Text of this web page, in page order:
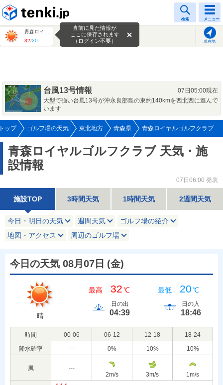
検索 メニュー
32/20 現在地
直前に見た情報が
ここに保存されます
（ログイン不要）
台風13号情報
07日05:00現在
大型で強い台風13号が沖永良部島の東約140kmを西北西に進んで
います
ップ ゴルフ場の天気 東北地方 青森県 青森ロイヤルゴルフクラブ
青森ロイヤルゴルフクラブ 天気・施
設情報
07日06:00 発表
施設TOP 3時間天気 1時間天気 2週間天気
今日・明日の天気 週間天気
ゴルフ場の紹介
地図・アクセス
周辺のゴルフ場
今日の天気 08月07日 (金)
晴
最高 32℃ 最低 20℃
日の出
04:39
日の入
18:46
時間 00-06 06-12 12-18
18-24
降水確率
--- 0% 10% 10%
風
---
2m/s 3m/s 1m/s